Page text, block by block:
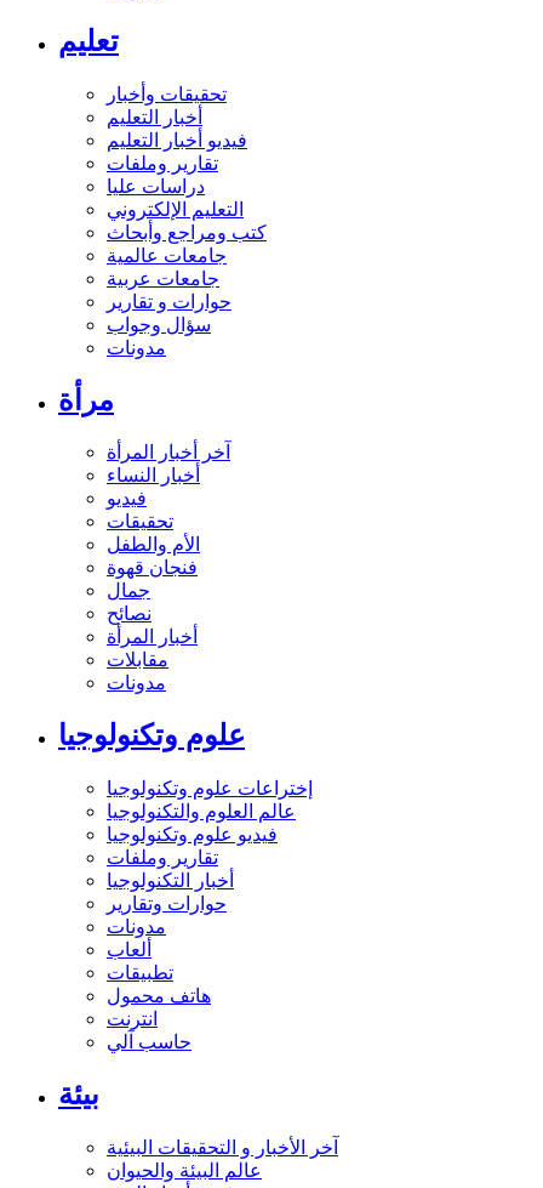
تعليم
تحقيقات وأخبار
أخبار التعليم
فيديو أخبار التعليم
تقارير وملفات
دراسات عليا
التعليم الإلكتروني
كتب ومراجع وأبحاث
جامعات عالمية
جامعات عربية
حوارات و تقارير
سؤال وجواب
مدونات
مرأة
آخر أخبار المرأة
أخبار النساء
فيديو
تحقيقات
الأم والطفل
فنجان قهوة
جمال
نصائح
أخبار المرأة
مقابلات
مدونات
علوم وتكنولوجيا
إختراعات علوم وتكنولوجيا
عالم العلوم والتكنولوجيا
فيديو علوم وتكنولوجيا
تقارير وملفات
أخبار التكنولوجيا
حوارات وتقارير
مدونات
ألعاب
تطبيقات
هاتف محمول
انترنت
حاسب آلي
بيئة
آخر الأخبار و التحقيقات البيئية
عالم البيئة والحيوان